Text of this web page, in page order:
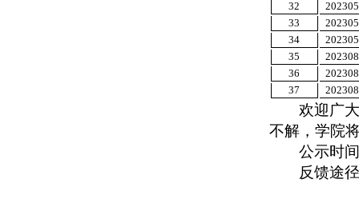
32
33
34
35
36
37
欢迎广
不解，学院
公示时
反馈途